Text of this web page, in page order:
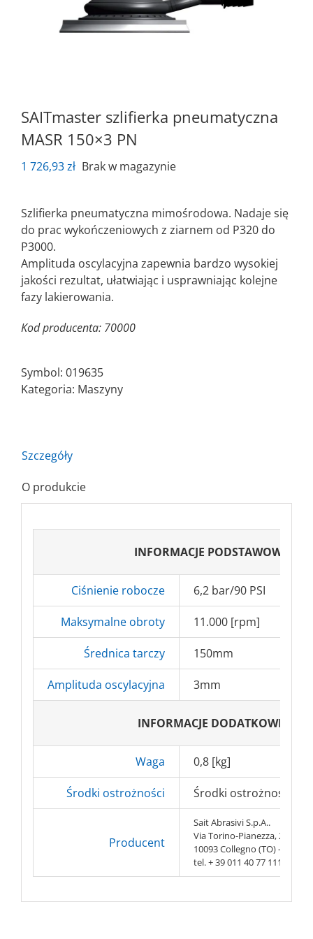
SAITmaster szlifierka pneumatyczna
MASR 150×3 PN
1 726,93zł Brak w magazynie
Szlifierka pneumatyczna mimośrodowa. Nadaje się
do prac wykończeniowych z ziarnem od P320 do
P3000.
Amplituda oscylacyjna zapewnia bardzo wysokiej
jakości rezultat, ułatwiając i usprawniając kolejne
fazy lakierowania.
Kod producenta: 70000
Symbol: 019635
Kategoria: Maszyny
Szczegóły
O produkcie
INFORMACJE PODSTAWOWE
Ciśnienie robocze 6,2 bar/90 PSI
Maksymalne obroty 11.000 [rpm]
Średnica tarczy 150mm
Amplituda oscylacyjna 3mm
INFORMACJE DODATKOWE
Waga 0,8 [kg]
Środki ostrożności Środki ostrożności
Producent
Sait Abrasivi S.p.A..
Via Torino-Pianezza, 20
10093 Collegno (TO) – Italy
tel. + 39 011 40 77 111 fax. +